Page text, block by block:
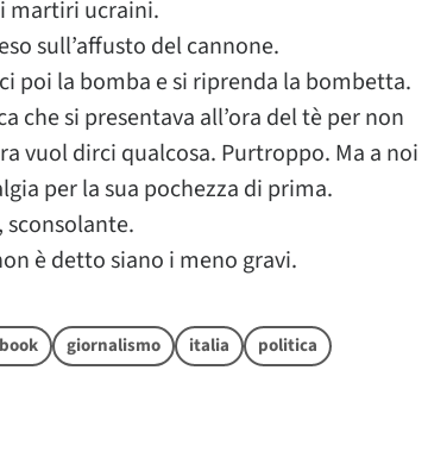
martiri ucraini.
sull’affusto del cannone.
poi la bomba e si riprenda la bombetta.
che si presentava all’ora del tè per non
vuol dirci qualcosa. Purtroppo. Ma a noi
per la sua pochezza di prima.
sconsolante.
è detto siano i meno gravi.
giornalismo italia politica